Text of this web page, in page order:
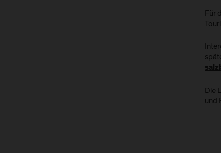
Für
Die
und